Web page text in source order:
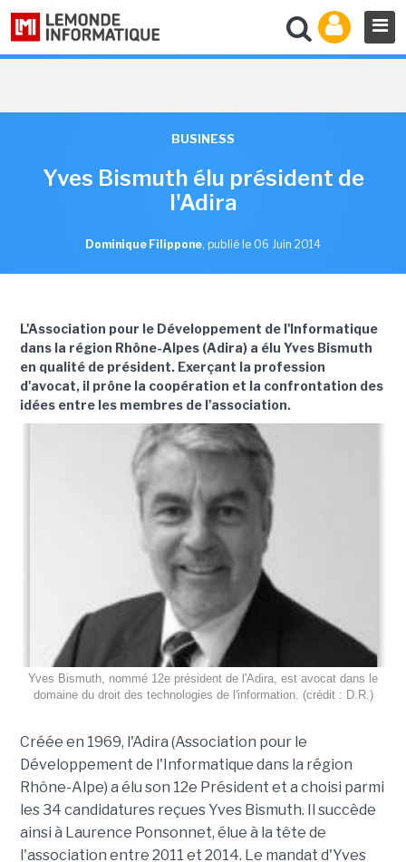
BUSINESS
Yves Bismuth élu président de
l'Adira
Dominique Filippone, publié le 06 Juin 2014
L'Association pour le Développement de l'Informatique
dans la région Rhône-Alpes (Adira) a élu Yves Bismuth
en qualité de président. Exerçant la profession
d'avocat, il prône la coopération et la confrontation des
idées entre les membres de l'association.
Yves Bismuth, nommé 12e président de l'Adira, est avocat dans le
domaine du droit des technologies de l'information. (crédit : D.R.)
Créée en 1969, l'Adira (Association pour le
Développement de l'Informatique dans la région
Rhône-Alpe) a élu son 12e Président et a choisi parmi
les 34 candidatures reçues Yves Bismuth. Il succède
ainsi à Laurence Ponsonnet, élue à la tête de
l'association entre 2011 et 2014. Le mandat d'Yves